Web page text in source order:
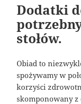
Dodatki
stołów.
Obiad to
spożywamy w
korzyści
skomponowany